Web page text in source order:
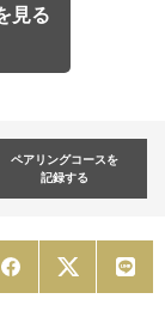
見る
ペアリングコースを
記録する